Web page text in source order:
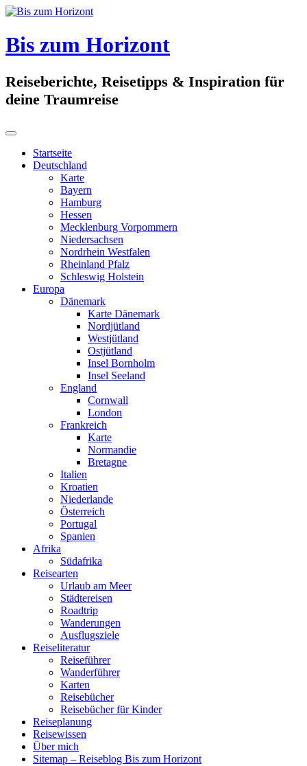
Skip
content
Bis zum Horizont
Reiseberichte, Reisetipps & Inspiration für
deine Traumreise
Startseite
Deutschland
Karte
Bayern
Hamburg
Hessen
Mecklenburg Vorpommern
Niedersachsen
Nordrhein Westfalen
Rheinland Pfalz
Schleswig Holstein
Europa
Dänemark
Karte Dänemark
Nordjütland
Westjütland
Ostjütland
Insel Bornholm
Insel Seeland
England
Cornwall
London
Frankreich
Karte
Normandie
Bretagne
Italien
Kroatien
Niederlande
Österreich
Portugal
Spanien
Afrika
Südafrika
Reisearten
Urlaub am Meer
Städtereisen
Roadtrip
Wanderungen
Ausflugsziele
Reiseliteratur
Reiseführer
Wanderführer
Karten
Reisebücher
Reisebücher für Kinder
Reiseplanung
Reisewissen
Über mich
Sitemap – Reiseblog Bis zum Horizont